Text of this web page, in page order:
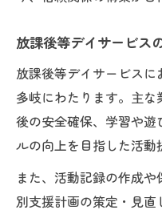
放課後等デイサービス
放課後等デイサービス
多岐にわたります。主
後の安全確保、学習や
ルの向上を目指した活動
また、活動記録の作成
別支援計画の策定・見直